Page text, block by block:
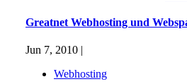
Greatnet Webhosting und
Jun 7, 2010 |
Webhosting